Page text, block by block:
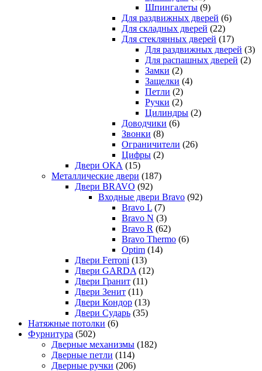
Шпингалеты (9)
Для раздвижных дверей (6)
Для складных дверей (22)
Для стеклянных дверей (17)
Для раздвижных дверей (3)
Для распашных дверей (2)
Замки (2)
Защелки (4)
Петли (2)
Ручки (2)
Цилиндры (2)
Доводчики (6)
Звонки (8)
Ограничители (26)
Цифры (2)
Двери ОКА (15)
Металлические двери (187)
Двери BRAVO (92)
Входные двери Bravo (92)
Bravo L (7)
Bravo N (3)
Bravo R (62)
Bravo Thermo (6)
Optim (14)
Двери Ferroni (13)
Двери GARDA (12)
Двери Гранит (11)
Двери Зенит (11)
Двери Кондор (13)
Двери Сударь (35)
Натяжные потолки (6)
Фурнитура (502)
Дверные механизмы (182)
Дверные петли (114)
Дверные ручки (206)